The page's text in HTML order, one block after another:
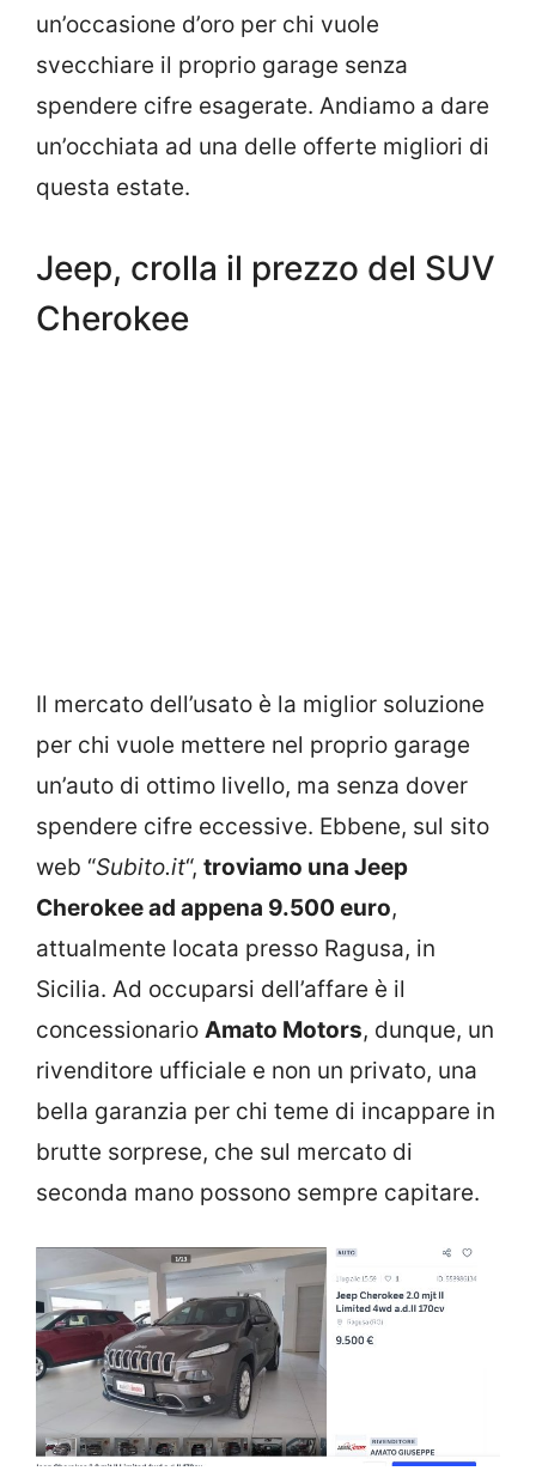
un’occasione d’oro per chi vuole
svecchiare il proprio garage senza
spendere cifre esagerate. Andiamo a dare
un’occhiata ad una delle offerte migliori di
questa estate.
Jeep, crolla il prezzo del SUV
Cherokee
Il mercato dell’usato è la miglior soluzione
per chi vuole mettere nel proprio garage
un’auto di ottimo livello, ma senza dover
spendere cifre eccessive. Ebbene, sul sito
web “Subito.it“, troviamo una Jeep
Cherokee ad appena 9.500 euro,
attualmente locata presso Ragusa, in
Sicilia. Ad occuparsi dell’affare è il
concessionario Amato Motors, dunque, un
rivenditore ufficiale e non un privato, una
bella garanzia per chi teme di incappare in
brutte sorprese, che sul mercato di
seconda mano possono sempre capitare.